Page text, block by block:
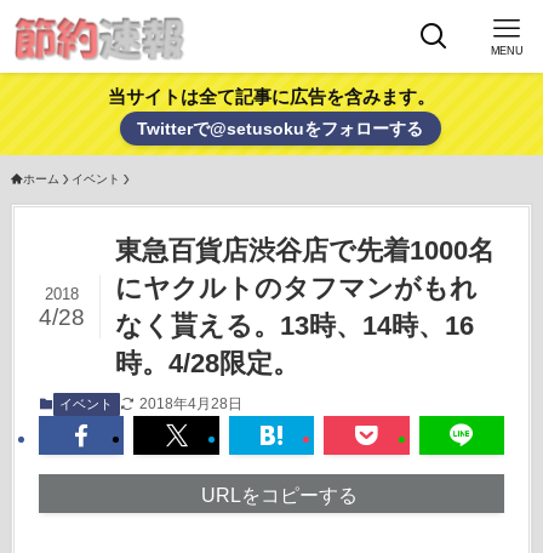
MENU
当サイトは全て記事に広告を含みます。
Twitterで@setusokuをフォローする
ホーム イベント
東急百貨店渋谷店で先着1000名
にヤクルトのタフマンがもれ
なく貰える。13時、14時、16
時。4/28限定。
2018
4/28
イベント 2018年4月28日
URLをコピーする